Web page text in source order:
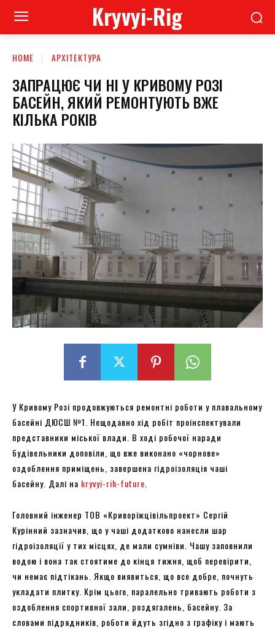
Kryvyi-Rig
HOME АРХІТЕКТУРА
ЗАПРАЦЮЄ ЧИ НІ У КРИВОМУ РОЗІ
БАСЕЙН, ЯКИЙ РЕМОНТУЮТЬ ВЖЕ
КІЛЬКА РОКІВ
У Кривому Розі продовжуються ремонтні роботи у плавальному
басейні ДЮСШ №1. Нещодавно хід робіт проінспектували
представники міської влади. В ході робочої наради
будівельники доповіли, що вже виконано «чорнове»
оздоблення приміщень, завершена гідроізоляція чаші
басейну. Далі на kryvyi-rih-future
Головний інженер ТОВ «Криворіжцівільпроект» Сергій
Курінний зазначив, що у чаші додатково нанесли шар
гідроізоляції у тих місцях, де мали сумніви. Чашу заповнили
водою і вона так стоятиме до кінця тижня, щоб перевірити,
чи немає підтікань. Якщо виявиться, що все добре, почнуть
укладати плитку. Крім цього, паралельно тривають роботи з
оздоблення спортивної зали, роздягалень, басейну. За
словами підрядників, роботи йдуть згідно з графіку і мають